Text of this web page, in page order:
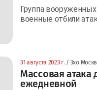
Группа
военные отбили
31 августа 2023 г. / Эхо
Массовая атака
ежедневной